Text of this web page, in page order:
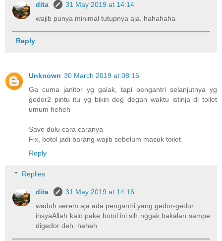
dita
31 May 2019 at 14:14
wajib punya minimal tutupnya aja. hahahaha
Reply
Unknown 30 March 2019 at 08:16
Ga cuma janitor yg galak, tapi pengantri selanjutnya yg
gedor2 pintu itu yg bikin deg degan waktu istinja di toilet
umum heheh
Save dulu cara caranya
Fix, botol jadi barang wajib sebelum masuk toilet
Reply
Replies
dita
31 May 2019 at 14:16
waduh serem aja ada pengantri yang gedor-gedor.
insyaAllah kalo pake botol ini sih nggak bakalan sampe
digedor deh. heheh